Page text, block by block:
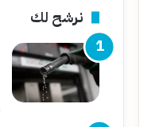
نرشح لك